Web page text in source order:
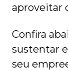
aproveitar
Confira
sustentar
seu